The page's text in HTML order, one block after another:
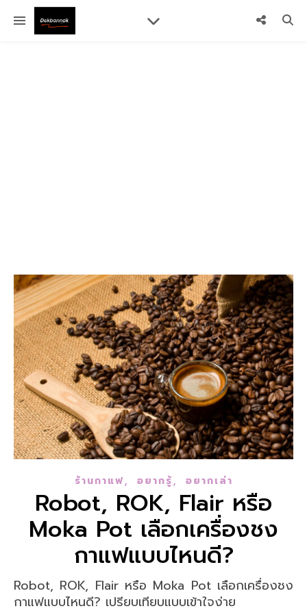
ร้านกาแฟ, อยากรู้, อยากเล่า
Robot, ROK, Flair หรือ
Moka Pot เลือกเครื่องชง
กาแฟแบบไหนดี?
Robot, ROK, Flair หรือ Moka Pot เลือกเครื่องชง
กาแฟแบบไหนดี? เปรียบเทียบแบบเข้าใจง่าย